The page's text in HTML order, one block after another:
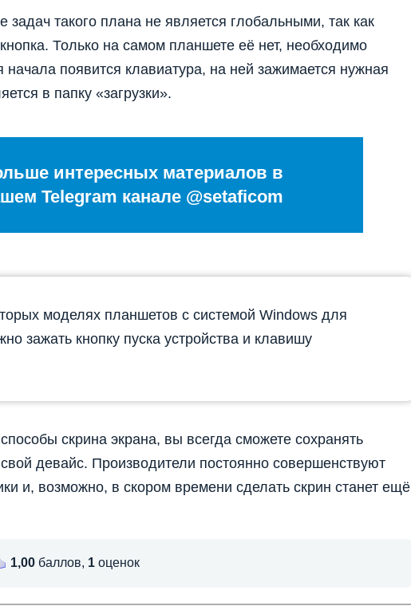
такого плана не является глобальными, так как
Только на самом планшете её нет, необходимо
появится клавиатура, на ней зажимается нужная
в папку «загрузки».
интересных материалов в
Telegram канале @setaficom
моделях планшетов с системой Windows для
зажать кнопку пуска устройства и клавишу
скрина экрана, вы всегда сможете сохранять
девайс. Производители постоянно совершенствуют
и, возможно, в скором времени сделать скрин станет ещё
1,00 баллов, 1 оценок